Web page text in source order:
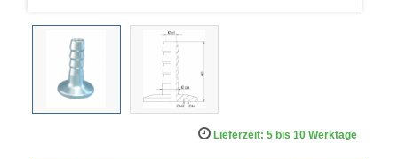
Lieferzeit: 5 bis 10 Werktage